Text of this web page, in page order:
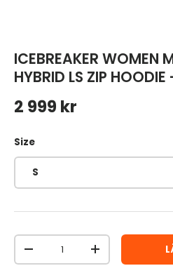
ICEBREAKER WOMEN
HYBRID LS ZIP
Ordinarie pris
2 999 kr
Size
S
Antal
MINSKA ANTALÖKA ANTAL